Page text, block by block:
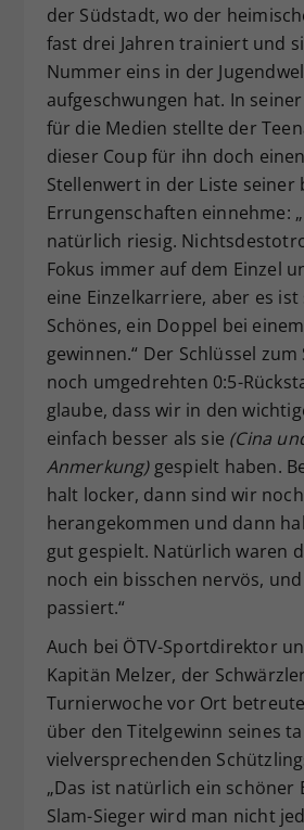
der Südstadt, wo der
fast drei Jahren trainiert und
Nummer eins in der
aufgeschwungen hat. In
für die Medien stellte der
dieser Coup für ihn doch
Stellenwert in der Liste seiner
Errungenschaften einnehme:
natürlich riesig.
Fokus immer auf dem Einzel
eine Einzelkarriere, aber es
Schönes, ein Doppel bei
gewinnen.“ Der Schlüssel
noch umgedrehten 0:5-
glaube, dass wir in den
einfach besser als sie (Cina
Anmerkung)gespielt haben.
halt locker, dann sind wir
herangekommen und dann
gut gespielt. Natürlich waren
noch ein bisschen nervös,
passiert.“
Auch bei ÖTV-Sportdirektor
Kapitän Melzer, der
Turnierwoche vor Ort
über den Titelgewinn seines
vielversprechenden
„Das ist natürlich ein schöner
Slam-Sieger wird man nicht